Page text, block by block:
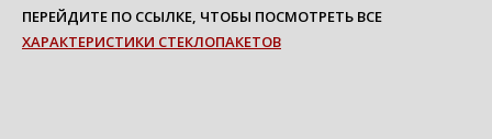
ПЕРЕЙДИТЕ ПО ССЫЛКЕ, ЧТОБЫ ПОСМОТРЕТЬ ВСЕ
ХАРАКТЕРИСТИКИ СТЕКЛОПАКЕТОВ